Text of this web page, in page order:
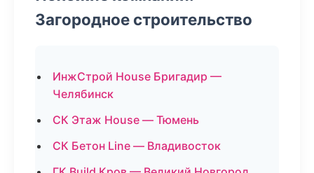
Загородное строительство
ИнжСтрой House Бригадир —
Челябинск
СК Этаж House — Тюмень
СК Бетон Line — Владивосток